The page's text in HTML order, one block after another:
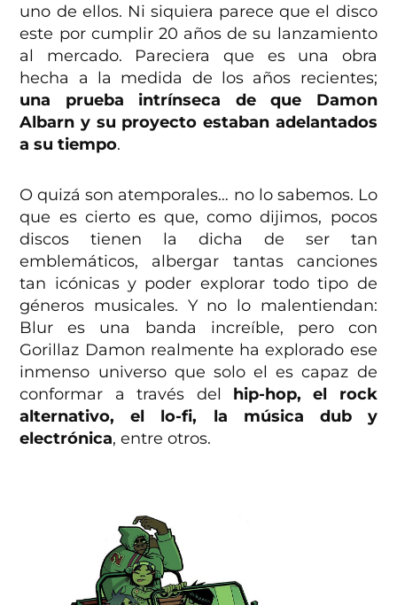
uno de ellos. Ni siquiera parece que el disco
este por cumplir 20 años de su lanzamiento
al mercado. Pareciera que es una obra
hecha a la medida de los años recientes;
una prueba intrínseca de que Damon
Albarn y su proyecto estaban adelantados
a su tiempo.
O quizá son atemporales… no lo sabemos. Lo
que es cierto es que, como dijimos, pocos
discos tienen la dicha de ser tan
emblemáticos, albergar tantas canciones
tan icónicas y poder explorar todo tipo de
géneros musicales. Y no lo malentiendan:
Blur es una banda increíble, pero con
Gorillaz Damon realmente ha explorado ese
inmenso universo que solo el es capaz de
conformar a través del hip-hop, el rock
alternativo, el lo-fi, la música dub y
electrónica, entre otros.